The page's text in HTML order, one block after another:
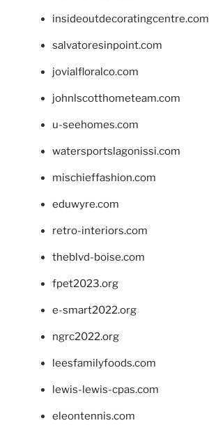
insideoutdecoratingcentre.com
salvatoresinpoint.com
jovialfloralco.com
johnlscotthometeam.com
u-seehomes.com
watersportslagonissi.com
mischieffashion.com
eduwyre.com
retro-interiors.com
theblvd-boise.com
fpet2023.org
e-smart2022.org
ngrc2022.org
leesfamilyfoods.com
lewis-lewis-cpas.com
eleontennis.com